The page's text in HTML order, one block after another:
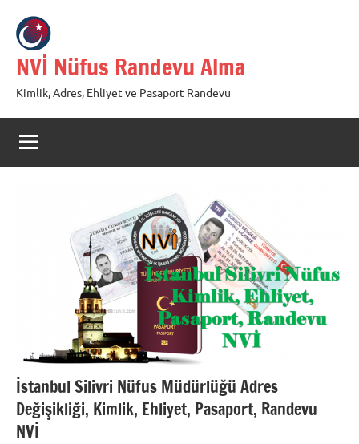
geç
NVİ Nüfus Randevu Alma
Kimlik, Adres, Ehliyet ve Pasaport Randevu
İstanbul Silivri Nüfus Müdürlüğü Adres
Değişikliği, Kimlik, Ehliyet, Pasaport, Randevu
NVİ